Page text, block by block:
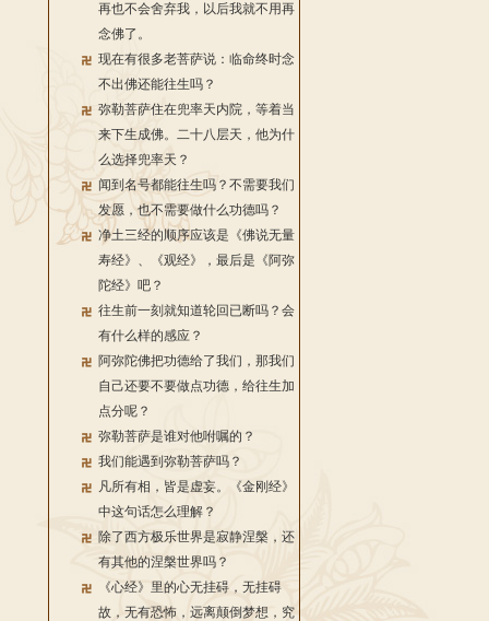
再也不会舍弃我，以后我就不用再
念佛了。
现在有很多老菩萨说：临命终时念
不出佛还能往生吗？
弥勒菩萨住在兜率天内院，等着当
来下生成佛。二十八层天，他为什
么选择兜率天？
闻到名号都能往生吗？不需要我们
发愿，也不需要做什么功德吗？
净土三经的顺序应该是《佛说无量
寿经》、《观经》，最后是《阿弥
陀经》吧？
往生前一刻就知道轮回已断吗？会
有什么样的感应？
阿弥陀佛把功德给了我们，那我们
自己还要不要做点功德，给往生加
点分呢？
弥勒菩萨是谁对他咐嘱的？
我们能遇到弥勒菩萨吗？
凡所有相，皆是虚妄。《金刚经》
中这句话怎么理解？
除了西方极乐世界是寂静涅槃，还
有其他的涅槃世界吗？
《心经》里的心无挂碍，无挂碍
故，无有恐怖，远离颠倒梦想，究